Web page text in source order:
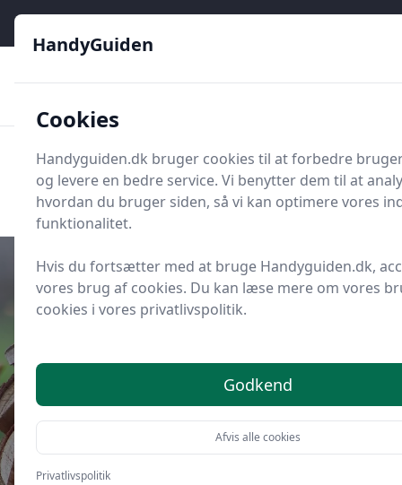
HandyGuiden
Søg nu
Søg nu
Udgivet iIndretning og Hjem
i soveværelset
HandyGuiden
Cookies
Handyguiden.dk bruger cookies til at forbedre
og levere en bedre service. Vi benytter dem til at
hvordan du bruger siden, så vi kan optimere vores
funktionalitet.
Hvis du fortsætter med at bruge Handyguiden.dk,
vores brug af cookies. Du kan læse mere om vores
cookies i vores privatlivspolitik.
Godkend
Afvis alle cookies
Privatlivspolitik